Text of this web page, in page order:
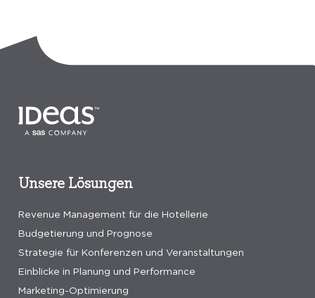
Unsere Lösungen
Revenue Management für die Hotellerie
Budgetierung und Prognose
Strategie für Konferenzen und Veranstaltungen
Einblicke in Planung und Performance
Marketing-Optimierung